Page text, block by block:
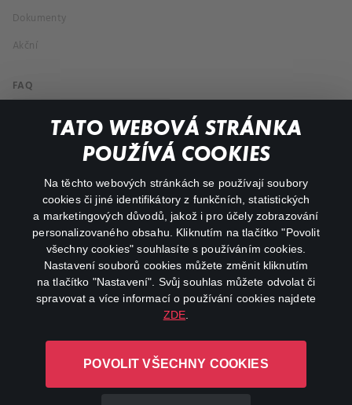
TATO WEBOVÁ STRÁNKA
POUŽÍVÁ COOKIES
Na těchto webových stránkách se používají soubory
cookies či jiné identifikátory z funkčních, statistických
a marketingových důvodů, jakož i pro účely zobrazování
personalizovaného obsahu. Kliknutím na tlačítko "Povolit
všechny cookies" souhlasíte s používáním cookies.
Nastavení souborů cookies můžete změnit kliknutím
na tlačítko "Nastavení". Svůj souhlas můžete odvolat či
spravovat a více informací o používání cookies najdete
ZDE
POVOLIT VŠECHNY COOKIES
Dokumenty
Akční
FAQ
Můj účet
Důležité odkazy
facebookinstagram
youtube
L-1246 Luxembourg R.C.S.